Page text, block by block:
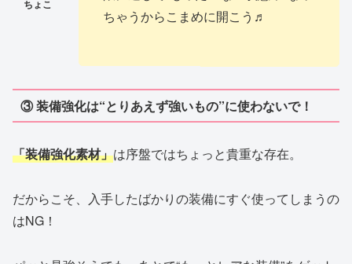
ちゃうからこまめに開こう♬
③ 装備強化は“とりあえず強いもの”に使わないで！
「装備強化素材」は序盤ではちょっと貴重な存在。
だからこそ、入手したばかりの装備にすぐ使ってしまうの
はNG！